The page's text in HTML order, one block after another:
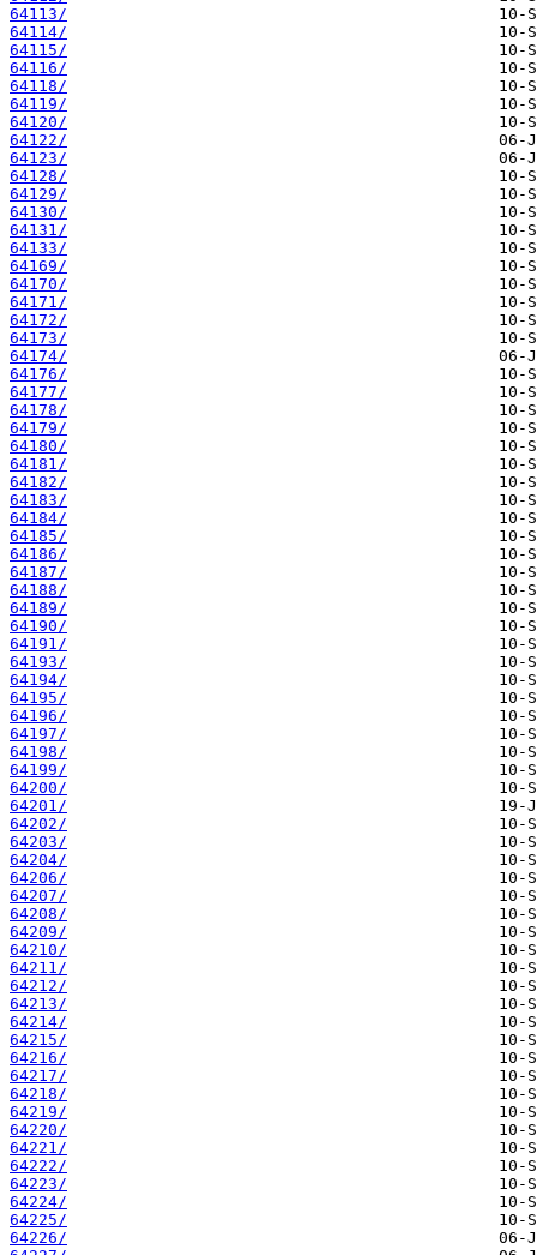
64113/
64114/
64115/
64116/
64118/
64119/
64120/
64122/
64123/
64128/
64129/
64130/
64131/
64133/
64169/
64170/
64171/
64172/
64173/
64174/
64176/
64177/
64178/
64179/
64180/
64181/
64182/
64183/
64184/
64185/
64186/
64187/
64188/
64189/
64190/
64191/
64193/
64194/
64195/
64196/
64197/
64198/
64199/
64200/
64201/
64202/
64203/
64204/
64206/
64207/
64208/
64209/
64210/
64211/
64212/
64213/
64214/
64215/
64216/
64217/
64218/
64219/
64220/
64221/
64222/
64223/
64224/
64225/
64226/